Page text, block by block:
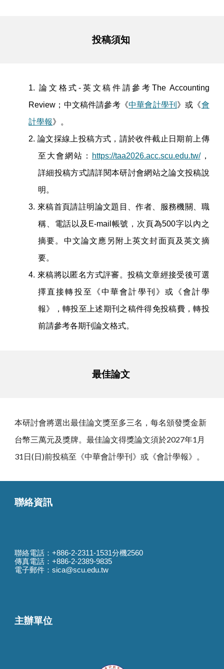
投稿須知
1. 論文格式-英文稿件請參考The Accounting
Review；中文稿件請參考《中華會計學刊 》或《會
計學報》。
2. 論文採線上投稿方式，請於收件截止日期前上傳
至大會網站：
https://taa2026.acc.scu.edu.tw/，
詳細投稿方式請詳閱本研討會網站之論文投稿說
明。
3. 來稿首頁請註明論文題目、作者、服務機關、職
稱、電話以及E-mail帳號，次頁為500字以內之
摘要。中文論文應另附上英文封面頁及英文摘
要。
4. 來稿將以匿名方式評審。投稿文章經接受後可選
擇直接轉投至《中華會計學刊》或《會計學
報》，轉投至上述期刊之稿件得免投稿費，轉投
前請參考各期刊論文格式。
最佳論文
本研討會將選出最佳論文獎至多三名，每名頒發獎金新
台幣三萬元及獎牌。最佳論文得獎論文須於2027年1月
31日(日)前投稿至《中華會計學刊》或《會計學報》。
聯絡資訊
聯絡電話：+886-2-2311-1531分機2560
傳真電話：+886-2-2389-9835
電子郵件：sica@scu.edu.tw
主辦單位